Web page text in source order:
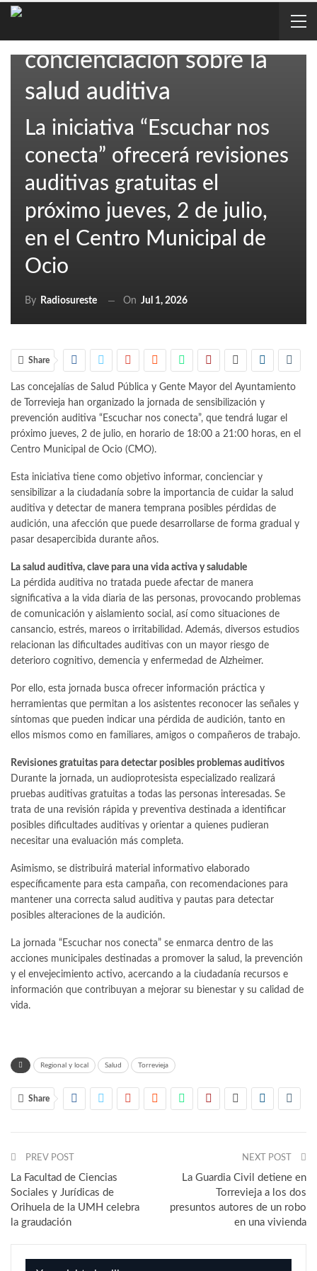
concienciación sobre la
salud auditiva
La iniciativa “Escuchar nos
conecta” ofrecerá revisiones
auditivas gratuitas el
próximo jueves, 2 de julio,
en el Centro Municipal de
Ocio
By Radiosureste On Jul 1, 2026
Share
Las concejalías de Salud Pública y Gente Mayor del Ayuntamiento
de Torrevieja han organizado la jornada de sensibilización y
prevención auditiva “Escuchar nos conecta”, que tendrá lugar el
próximo jueves, 2 de julio, en horario de 18:00 a 21:00 horas, en el
Centro Municipal de Ocio (CMO).
Esta iniciativa tiene como objetivo informar, concienciar y
sensibilizar a la ciudadanía sobre la importancia de cuidar la salud
auditiva y detectar de manera temprana posibles pérdidas de
audición, una afección que puede desarrollarse de forma gradual y
pasar desapercibida durante años.
La salud auditiva, clave para una vida activa y saludable
La pérdida auditiva no tratada puede afectar de manera
significativa a la vida diaria de las personas, provocando problemas
de comunicación y aislamiento social, así como situaciones de
cansancio, estrés, mareos o irritabilidad. Además, diversos estudios
relacionan las dificultades auditivas con un mayor riesgo de
deterioro cognitivo, demencia y enfermedad de Alzheimer.
Por ello, esta jornada busca ofrecer información práctica y
herramientas que permitan a los asistentes reconocer las señales y
síntomas que pueden indicar una pérdida de audición, tanto en
ellos mismos como en familiares, amigos o compañeros de trabajo.
Revisiones gratuitas para detectar posibles problemas auditivos
Durante la jornada, un audioprotesista especializado realizará
pruebas auditivas gratuitas a todas las personas interesadas. Se
trata de una revisión rápida y preventiva destinada a identificar
posibles dificultades auditivas y orientar a quienes pudieran
necesitar una evaluación más completa.
Asimismo, se distribuirá material informativo elaborado
específicamente para esta campaña, con recomendaciones para
mantener una correcta salud auditiva y pautas para detectar
posibles alteraciones de la audición.
La jornada “Escuchar nos conecta” se enmarca dentro de las
acciones municipales destinadas a promover la salud, la prevención
y el envejecimiento activo, acercando a la ciudadanía recursos e
información que contribuyan a mejorar su bienestar y su calidad de
vida.
Regional y local Salud Torrevieja
Share
PREV POST
La Facultad de Ciencias
Sociales y Jurídicas de
Orihuela de la UMH celebra
la graudación
NEXT POST
La Guardia Civil detiene en
Torrevieja a los dos
presuntos autores de un robo
en una vivienda